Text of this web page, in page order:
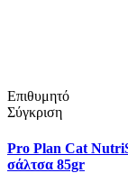
Επιθυμητό
Σύγκριση
Pro Plan Cat
σάλτσα 85gr